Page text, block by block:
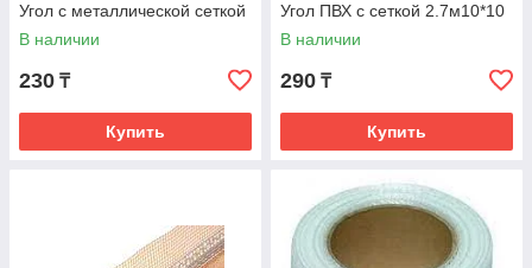
Угол с металлической сеткой
В наличии
230 ₸
Купить
Угол ПВХ с сеткой 2.7м10*10
В наличии
290 ₸
Купить